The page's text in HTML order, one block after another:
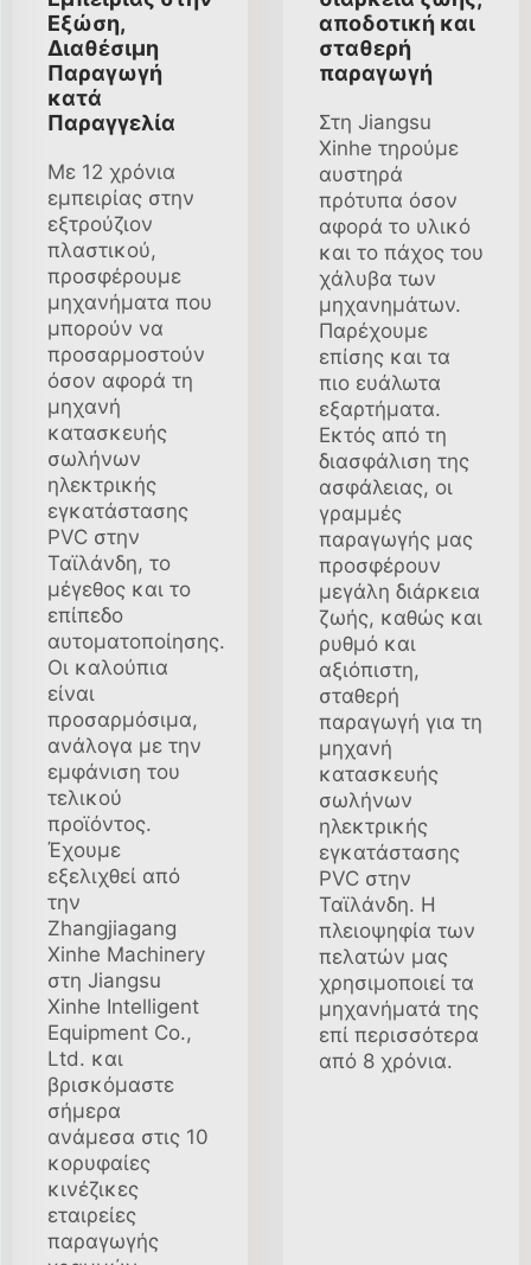
Εξώση,
Διαθέσιμη
Παραγωγή
κατά
Παραγγελία
Με 12 χρόνια
εμπειρίας στην
εξτρούζιον
πλαστικού,
προσφέρουμε
μηχανήματα που
μπορούν να
προσαρμοστούν
όσον αφορά τη
μηχανή
κατασκευής
σωλήνων
ηλεκτρικής
εγκατάστασης
PVC στην
Ταϊλάνδη, το
μέγεθος και το
επίπεδο
αυτοματοποίησης.
Οι καλούπια
είναι
προσαρμόσιμα,
ανάλογα με την
εμφάνιση του
τελικού
προϊόντος.
Έχουμε
εξελιχθεί από
την
Zhangjiagang
Xinhe Machinery
στη Jiangsu
Xinhe Intelligent
Equipment Co.,
Ltd. και
βρισκόμαστε
σήμερα
ανάμεσα στις 10
κορυφαίες
κινέζικες
εταιρείες
παραγωγής
αποδοτική και
σταθερή
παραγωγή
Στη Jiangsu
Xinhe τηρούμε
αυστηρά
πρότυπα όσον
αφορά το υλικό
και το πάχος του
χάλυβα των
μηχανημάτων.
Παρέχουμε
επίσης και τα
πιο ευάλωτα
εξαρτήματα.
Εκτός από τη
διασφάλιση της
ασφάλειας, οι
γραμμές
παραγωγής μας
προσφέρουν
μεγάλη διάρκεια
ζωής, καθώς και
ρυθμό και
αξιόπιστη,
σταθερή
παραγωγή για τη
μηχανή
κατασκευής
σωλήνων
ηλεκτρικής
εγκατάστασης
PVC στην
Ταϊλάνδη. Η
πλειοψηφία των
πελατών μας
χρησιμοποιεί τα
μηχανήματά της
επί περισσότερα
από 8 χρόνια.